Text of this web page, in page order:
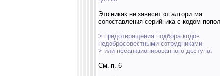
Это никак не зависит от алгоритма
сопоставления серийника с кодом
> предотвращения подбора кодов
недобросовестными сотрудниками
> или несанкционированного доступа.
См. п. 6